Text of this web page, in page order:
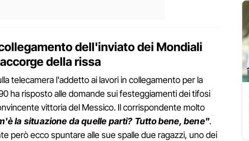
dell'inviato dei Mondiali
della rissa
telecamera l'addetto ai lavori in collegamento per la
ha risposto alle domande sui festeggiamenti dei tifosi
vittoria del Messico. Il corrispondente molto
la situazione da quelle parti? Tutto bene, bene".
però ecco spuntare alle sue spalle due ragazzi, uno dei